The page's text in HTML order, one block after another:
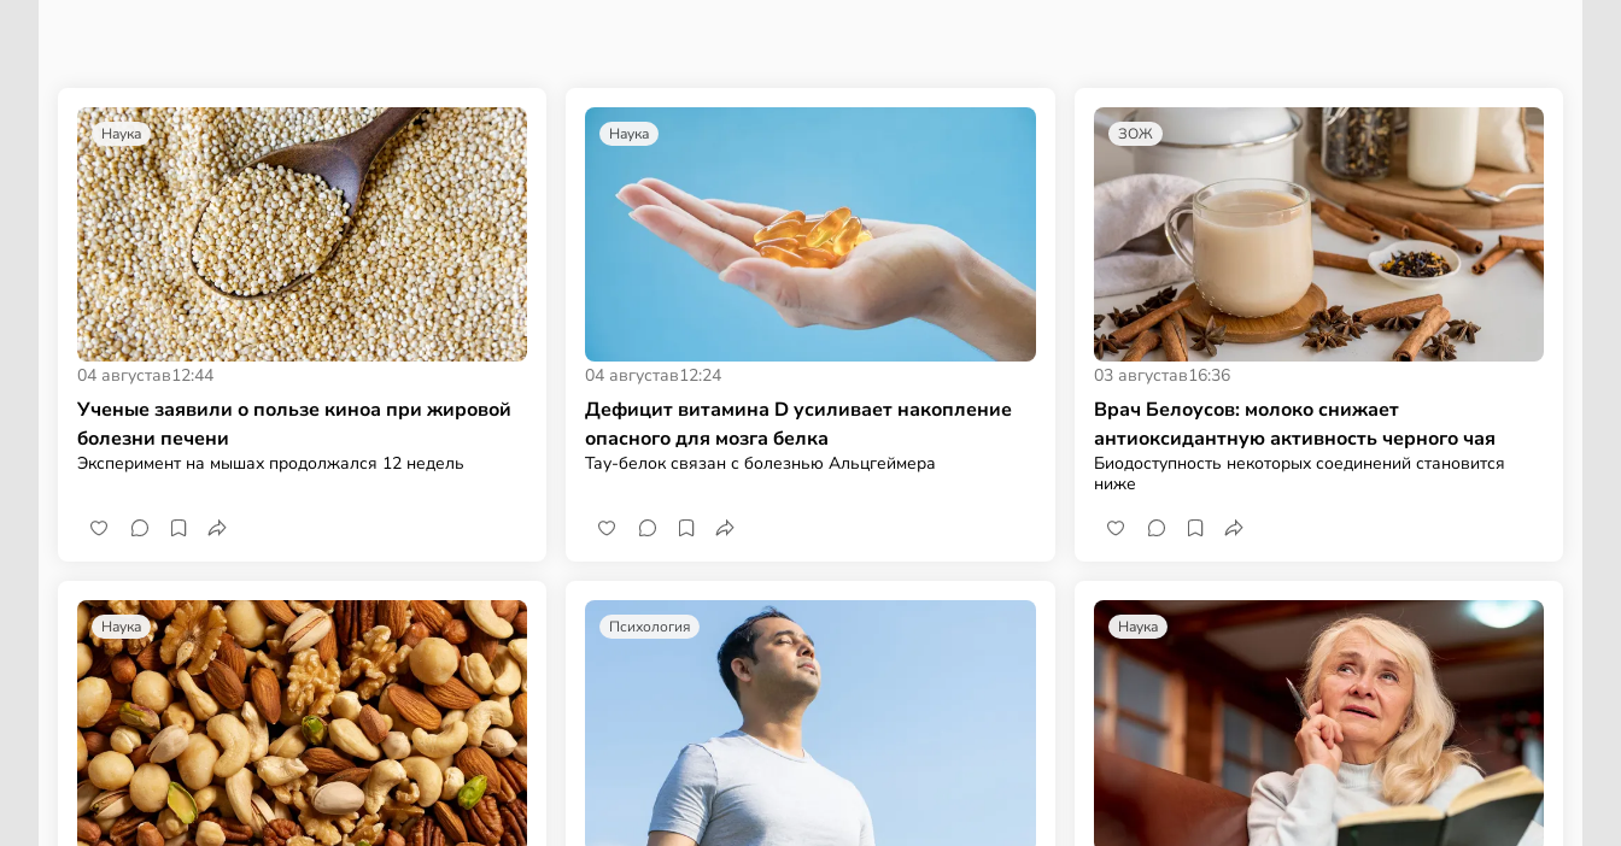
Наука
04 августав12:44
Ученые заявили о пользе киноа при жировой
болезни печени
Эксперимент на мышах продолжался 12 недель
Наука
04 августав12:24
Дефицит витамина D усиливает накопление
опасного для мозга белка
Тау-белок связан с болезнью Альцгеймера
ЗОЖ
03 августав16:36
Врач Белоусов: молоко снижает
антиоксидантную активность черного чая
Биодоступность некоторых соединений становится
ниже
Наука Психология Наука